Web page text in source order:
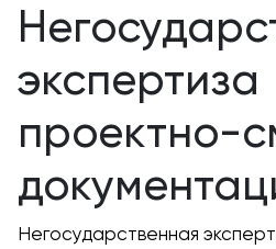
экспертиза
проектно-
Негосударственная